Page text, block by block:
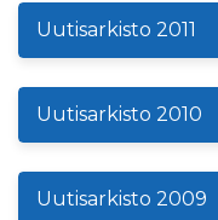
Uutisarkisto 2011
Uutisarkisto 2010
Uutisarkisto 2009